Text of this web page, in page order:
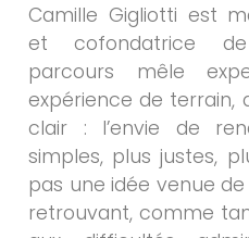
Camille Gigliotti est
et cofondatrice
parcours mêle
expérience de
clair : l’envie de
simples, plus justes,
pas une idée venue
retrouvant, comme